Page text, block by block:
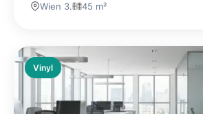
Wien 3. 45 m²
Vinyl